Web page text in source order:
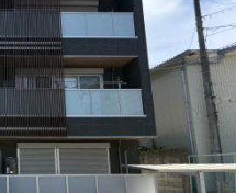
関東
中国・四国